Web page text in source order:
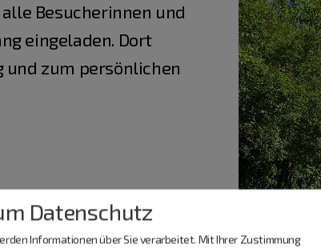
Besucherinnen und
eingeladen. Dort
und zum persönlichen
Datenschutz
Informationen über Sie verarbeitet. Mit Ihrer Zustimmung